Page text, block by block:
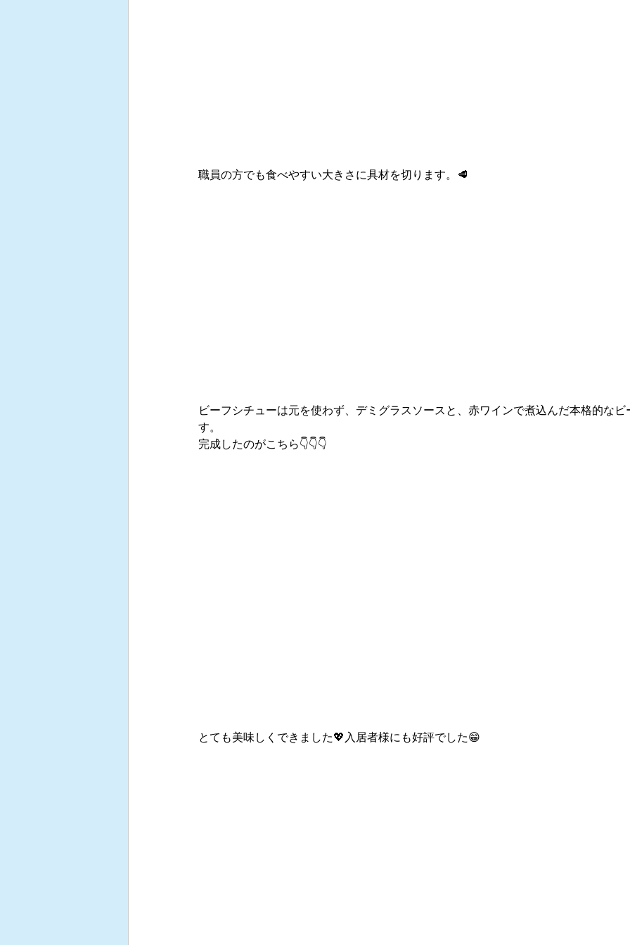
職員の方でも食べやすい大きさに具材を切ります。🥩
ビーフシチューは元を使わず、デミグラスソースと、赤ワインで煮込んだ本格的なビ
す。
完成したのがこちら👇👇👇
とても美味しくできました💖入居者様にも好評でした😁